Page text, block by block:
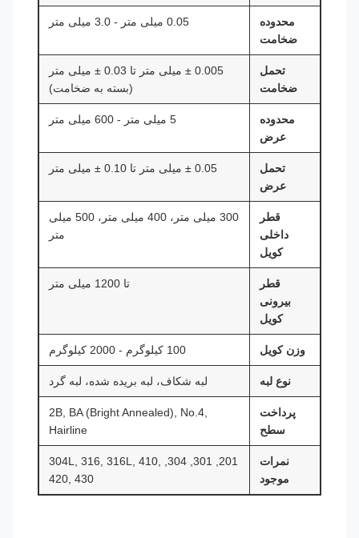
محدوده
ضخامت
0.05 میلی متر - 3.0 میلی متر
تحمل
ضخامت
0.005 ± میلی متر تا 0.03 ± میلی متر
(بسته به ضخامت)
محدوده
عرض
5 میلی متر - 600 میلی متر
تحمل
عرض
0.05 ± میلی متر تا 0.10 ± میلی متر
قطر
داخلی
کویل
300 میلی متر، 400 میلی متر، 500 میلی
متر
قطر
بیرونی
کویل
تا 1200 میلی متر
وزن کویل 100 کیلوگرم - 2000 کیلوگرم
نوع لبه لبه شکاف، لبه بریده شده، لبه گرد
پرداخت
سطح
2B, BA (Bright Annealed), No.4,
Hairline
نمرات
موجود
201, 301, 304, 304L, 316, 316L, 410,
420, 430